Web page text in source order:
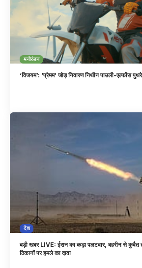
मनोरंजन
‘विजयम’: ‘प्रेमम’ जोड़ निवारण निथीन पाउली-एल्फोंस
देश
बड़ी खबर LIVE: ईरान का कड़ा पलटवार, बहरीन से
ठिकानों पर हमले का दावा